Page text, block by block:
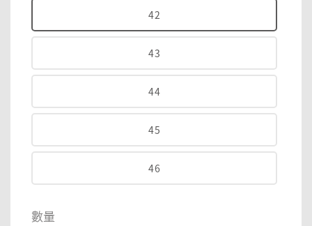
42
43
44
45
46
數量